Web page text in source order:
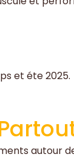
et éte 2025.